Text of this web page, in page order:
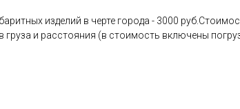
изделий в черте города - 3000
груза и расстояния (в стоимость включены